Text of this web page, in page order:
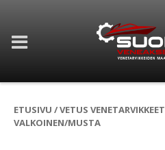
ETUSIVU /VETUS VENETARVIKKEET
VALKOINEN/MUSTA